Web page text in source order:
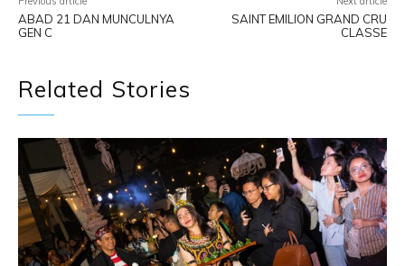
ABAD 21 DAN MUNCULNYA
GEN C
SAINT EMILION GRAND CRU
CLASSE
Related Stories